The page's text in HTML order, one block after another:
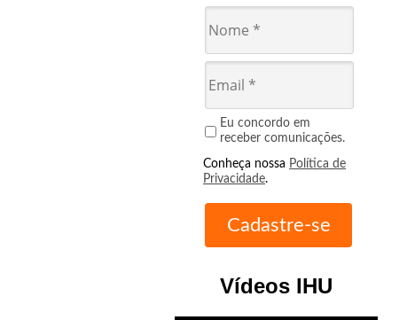
Eu concordo em
receber comunicações.
Conheça nossa Política de
Privacidade.
Vídeos IHU